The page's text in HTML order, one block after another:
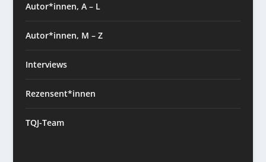
Autor*innen, A – L
Autor*innen, M – Z
Interviews
Rezensent*innen
TQJ-Team